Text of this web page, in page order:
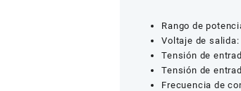
Rango de
Voltaje de salida:
Tensión de
Tensión de
Frecuencia de